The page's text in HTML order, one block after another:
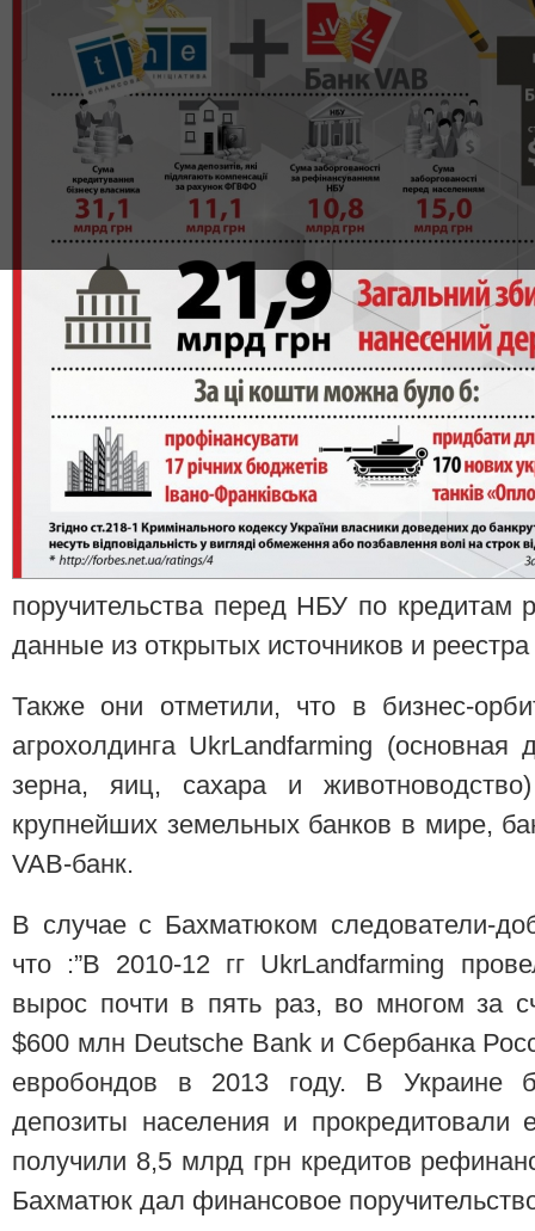
поручительства перед НБУ по кредитам
данные из открытых источников и
Также они отметили, что в бизнес-
агрохолдинга UkrLandfarming (основная
зерна, яиц, сахара и
крупнейших земельных банков в мире,
VAB-банк.
В случае с Бахматюком следователи-
что :”В 2010-12 гг UkrLandfarming
вырос почти в пять раз, во многом за
$600 млн Deutsche Bank и Сбербанка
евробондов в 2013 году. В Украине
депозиты населения и
получили 8,5 млрд грн кредитов
Бахматюк дал финансовое